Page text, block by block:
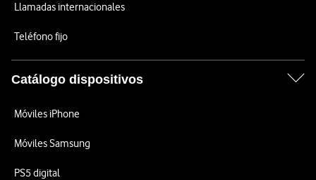
Llamadas internacionales
Teléfono fijo
Catálogo dispositivos
Móviles iPhone
Móviles Samsung
PS5 digital